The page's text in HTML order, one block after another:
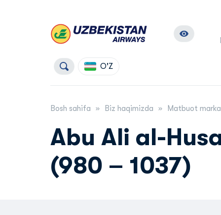
O'Z
Bosh sahifa Biz haqimizda Matbuot
Abu Ali al-
(980 – 1037)